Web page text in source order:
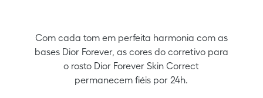
Com cada tom em perfeita harmonia com as
bases Dior Forever, as cores do corretivo para
o rosto Dior Forever Skin Correct
permanecem fiéis por 24h.